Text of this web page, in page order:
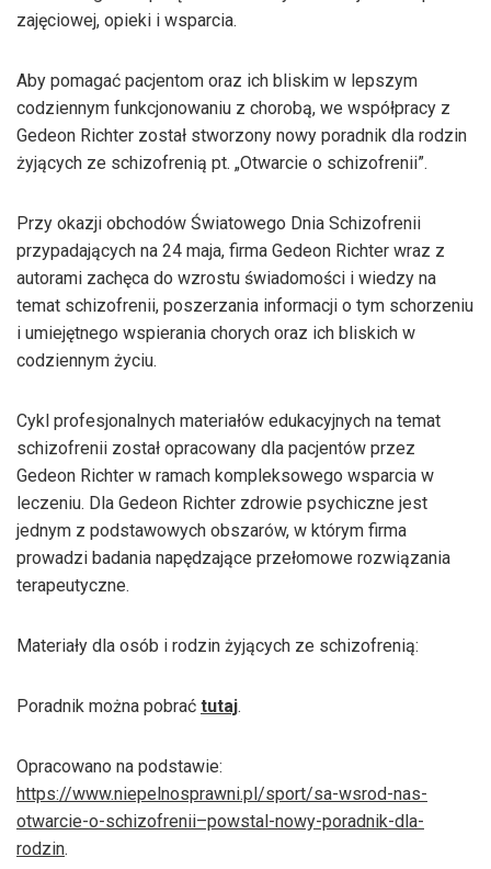
zajęciowej, opieki i wsparcia.
Aby pomagać pacjentom oraz ich bliskim w lepszym
codziennym funkcjonowaniu z chorobą, we współpracy z
Gedeon Richter został stworzony nowy poradnik dla rodzin
żyjących ze schizofrenią pt. „Otwarcie o schizofrenii”.
Przy okazji obchodów Światowego Dnia Schizofrenii
przypadających na 24 maja, firma Gedeon Richter wraz z
autorami zachęca do wzrostu świadomości i wiedzy na
temat schizofrenii, poszerzania informacji o tym schorzeniu
i umiejętnego wspierania chorych oraz ich bliskich w
codziennym życiu.
Cykl profesjonalnych materiałów edukacyjnych na temat
schizofrenii został opracowany dla pacjentów przez
Gedeon Richter w ramach kompleksowego wsparcia w
leczeniu. Dla Gedeon Richter zdrowie psychiczne jest
jednym z podstawowych obszarów, w którym firma
prowadzi badania napędzające przełomowe rozwiązania
terapeutyczne.
Materiały dla osób i rodzin żyjących ze schizofrenią:
Poradnik można pobrać tutaj.
Opracowano na podstawie:
https://www.niepelnosprawni.pl/sport/sa-wsrod-nas-
otwarcie-o-schizofrenii–powstal-nowy-poradnik-dla-
rodzin.